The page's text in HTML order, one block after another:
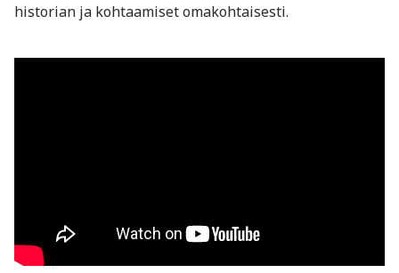
historian ja kohtaamiset omakohtaisesti.